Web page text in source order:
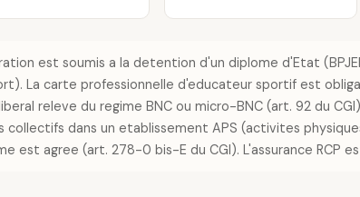
est soumis a la detention d'un diplome d'Etat
La carte professionnelle d'educateur sportif est
releve du regime BNC ou micro-BNC (art. 92 du
collectifs dans un etablissement APS (activites
est agree (art. 278-0 bis-E du CGI). L'assurance RCP